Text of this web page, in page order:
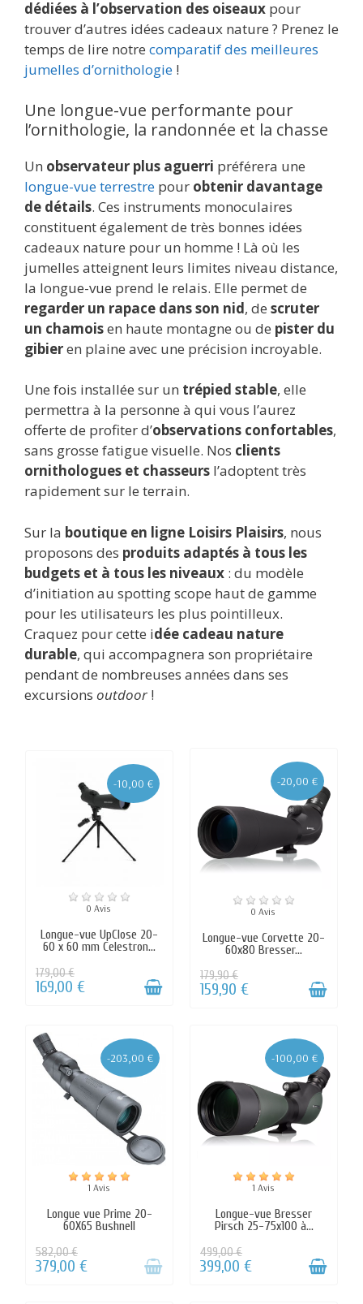
dédiées à l’observation des oiseaux pour
trouver d’autres idées cadeaux nature ? Prenez le
temps de lire notre comparatif des meilleures
jumelles d’ornithologie !
Une longue-vue performante pour
l’ornithologie, la randonnée et la chasse
Un observateur plus aguerri préférera une
longue-vue terrestre pour obtenir davantage
de détails. Ces instruments monoculaires
constituent également de très bonnes idées
cadeaux nature pour un homme ! Là où les
jumelles atteignent leurs limites niveau distance,
la longue-vue prend le relais. Elle permet de
regarder un rapace dans son nid, de scruter
un chamoisen haute montagne ou de pister du
gibieren plaine avec une précision incroyable.
Une fois installée sur un trépied stable, elle
permettra à la personne à qui vous l’aurez
offerte de profiter d’observations confortables,
sans grosse fatigue visuelle. Nos clients
ornithologues et chasseurs l’adoptent très
rapidement sur le terrain.
Sur la boutique en ligne Loisirs Plaisirs, nous
proposons des produits adaptés à tous les
budgets et à tous les niveaux : du modèle
d’initiation au spotting scope haut de gamme
pour les utilisateurs les plus pointilleux.
Craquez pour cette idée cadeau nature
durable, qui accompagnera son propriétaire
pendant de nombreuses années dans ses
excursions outdoor !